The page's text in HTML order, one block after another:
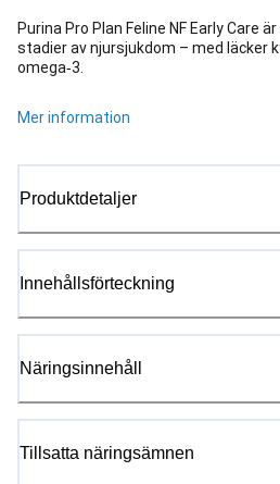
Purina Pro Plan Feline NF Early
stadier av njursjukdom – med läcker
omega‑3.
Mer information
Produktdetaljer
Innehållsförteckning
Näringsinnehåll
Tillsatta näringsämnen